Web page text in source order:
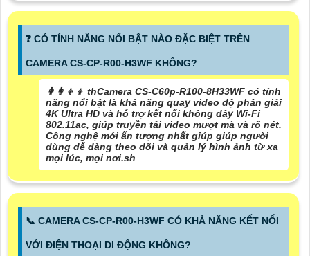
️❓ CÓ TÍNH NĂNG NỔI BẬT NÀO ĐẶC BIỆT TRÊN
CAMERA CS-CP-R00-H3WF KHÔNG?
👩‍👩‍👦‍👦 thCamera CS-C60p-R100-8H33WF có tính
năng nổi bật là khả năng quay video độ phân giải
4K Ultra HD và hỗ trợ kết nối không dây Wi-Fi
802.11ac, giúp truyền tải video mượt mà và rõ nét.
Công nghệ mới ấn tượng nhất giúp giúp người
dùng dễ dàng theo dõi và quản lý hình ảnh từ xa
mọi lúc, mọi nơi.sh
📞 CAMERA CS-CP-R00-H3WF CÓ KHẢ NĂNG KẾT NỐI
VỚI ĐIỆN THOẠI DI ĐỘNG KHÔNG?